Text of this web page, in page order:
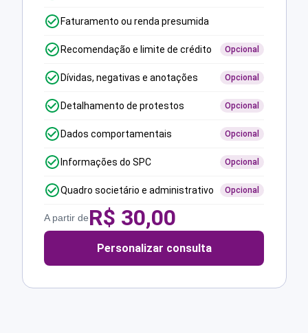
Faturamento ou renda presumida
Recomendação e limite de crédito Opcional
Dívidas, negativas e anotações Opcional
Detalhamento de protestos Opcional
Dados comportamentais Opcional
Informações do SPC Opcional
Quadro societário e administrativo Opcional
A partir deR$ 30,00
Personalizar consulta